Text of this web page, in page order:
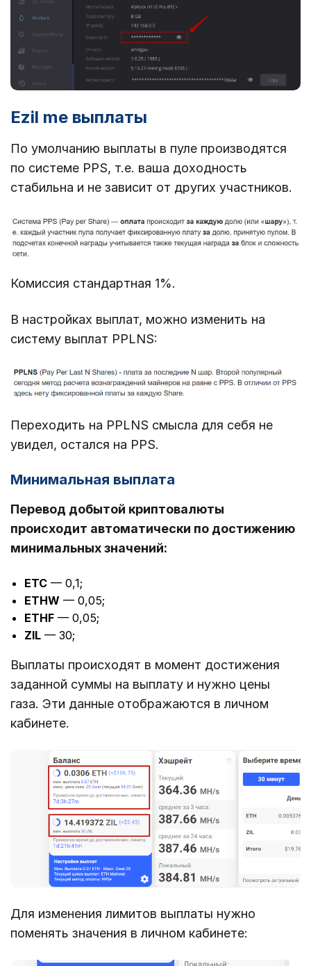
Ezil me выплаты
По умолчанию выплаты в пуле производятся
по системе PPS, т.е. ваша доходность
стабильна и не зависит от других участников.
Комиссия стандартная 1%.
В настройках выплат, можно изменить на
систему выплат PPLNS:
Переходить на PPLNS смысла для себя не
увидел, остался на PPS.
Минимальная выплата
Перевод добытой криптовалюты
происходит автоматически по достижению
минимальных значений:
ETC — 0,1;
ETHW — 0,05;
ETHF — 0,05;
ZIL — 30;
Выплаты происходят в момент достижения
заданной суммы на выплату и нужно цены
газа. Эти данные отображаются в личном
кабинете.
Для изменения лимитов выплаты нужно
поменять значения в личном кабинете: